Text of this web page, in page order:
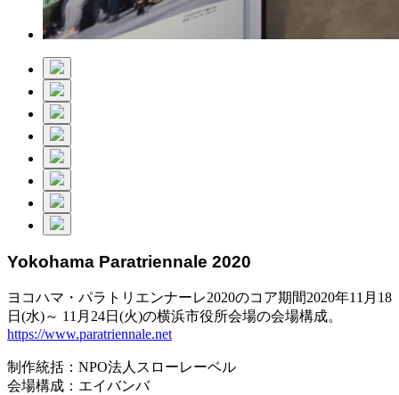
Yokohama Paratriennale 2020
ヨコハマ・パラトリエンナーレ2020のコア期間2020年11月18
日(水)～ 11月24日(火)の横浜市役所会場の会場構成。
https://www.paratriennale.net
制作統括：NPO法人スローレーベル
会場構成：エイバンバ